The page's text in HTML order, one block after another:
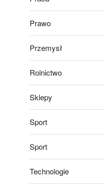
Prawo
Przemysł
Rolnictwo
Sklepy
Sport
Sport
Technologie